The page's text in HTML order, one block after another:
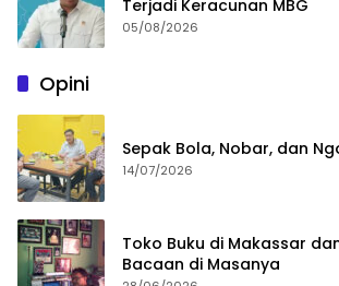
Terjadi Keracunan MBG
05/08/2026
Opini
Sepak Bola, Nobar, dan
14/07/2026
Toko Buku di Makassar
Bacaan di Masanya